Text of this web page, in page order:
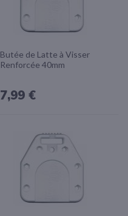
Butée de Latte à Visser
Renforcée 40mm
7,99 €